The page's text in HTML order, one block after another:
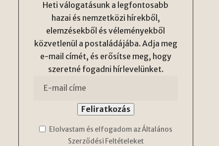
Heti válogatásunk a legfontosabb
hazai és nemzetközi hírekből,
elemzésekből és véleményekből
közvetlenül a postaládájába. Adja meg
e-mail címét, és erősítse meg, hogy
szeretné fogadni hírlevelünket.
Elolvastam és elfogadom az Általános
Szerződési Feltételeket